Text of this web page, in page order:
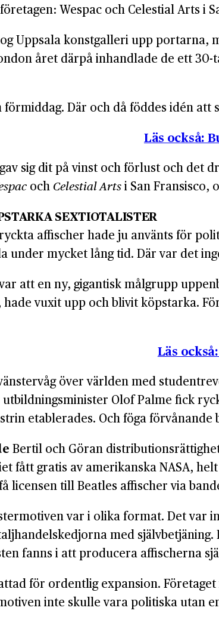
Wespac och Celestial Arts i
Uppsala konst­galleri upp
året därpå inhandlade de ett
Där och då föddes idén att
Läs också:
sig dit på vinst och förlust och det
och Celestial Artsi San Fransisco,
SEXTIOTALISTER
affischer hade ju använts för
under mycket lång tid. Där var det
att en ny, gigantisk mål­grupp
vuxit upp och blivit köp­starka.
Läs
över världen med
Olof Palme fick
etablerades. Och föga
Bertil och Göran
fått gratis av amerikanska NASA,
licensen till Beatles affischer via
var i olika format. Det var
med
fanns i att producera affischerna
för ordentlig expansion.
inte skulle vara politiska utan